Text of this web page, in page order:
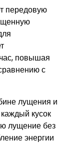
передовую
повышая
с
лущения и
кусок
лущение без
энергии